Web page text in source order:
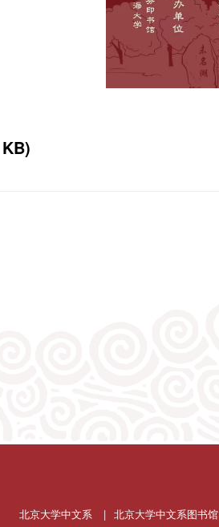
北京大学中文系 | 北京大学中文系图书馆